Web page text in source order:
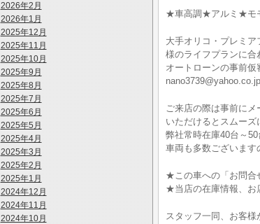
2026年2月
2026年1月
2025年12月
2025年11月
2025年10月
2025年9月
2025年8月
2025年7月
2025年6月
2025年5月
2025年4月
2025年3月
2025年2月
2025年1月
2024年12月
2024年11月
2024年10月
★車高調★アルミ★モ
大手オリコ・プレミ
様のライフプランに
オートローンの事前
ご来店の際は事前にメ
いただけるとスムーズ
弊社常時在庫40台～
車両も多数ございま
★この車への「お問合
★当店の在庫情報、お
スタッフ一同、お客様